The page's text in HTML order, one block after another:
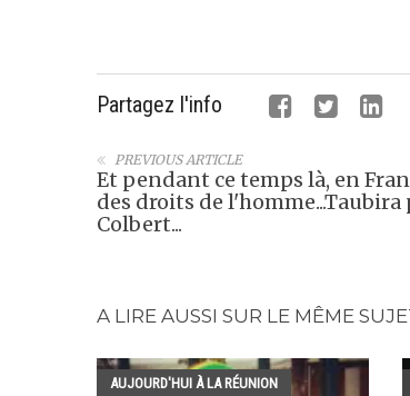
Partagez l'info
PREVIOUS ARTICLE
Et pendant ce temps là, en
des droits de l'homme...Taubira
Colbert...
A LIRE AUSSI SUR LE MÊME
AUJOURD'HUI À LA RÉUNION